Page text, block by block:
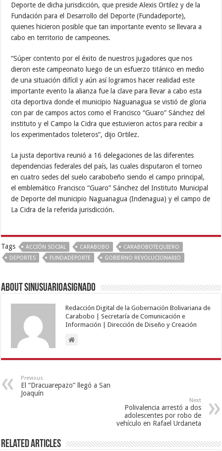
Deporte de dicha jurisdicción, que preside Alexis Ortilez y de la
Fundación para el Desarrollo del Deporte (Fundadeporte),
quienes hicieron posible que tan importante evento se llevara a
cabo en territorio de campeones.
“Súper contento por el éxito de nuestros jugadores que nos
dieron este campeonato luego de un esfuerzo titánico en medio
de una situación difícil y aún así logramos hacer realidad este
importante evento la alianza fue la clave para llevar a cabo esta
cita deportiva donde el municipio Naguanagua se vistió de gloria
con par de campos actos como el Francisco “Guaro” Sánchez del
instituto y el Campo la Cidra que estuvieron actos para recibir a
los experimentados toleteros”, dijo Ortilez.
La justa deportiva reunió a 16 delegaciones de las diferentes
dependencias federales del país, las cuales disputaron el torneo
en cuatro sedes del suelo carabobeño siendo el campo principal,
el emblemático Francisco “Guaro” Sánchez del Instituto Municipal
de Deporte del municipio Naguanagua (Indenagua) y el campo de
La Cidra de la referida jurisdicción.
Tags ACCIÓN SOCIAL CARABOBO
CARABOBOTEQUIERO
DEPORTES
FUNDADEPORTE GOBIERNO REVOLUCIONARIO
About sinusuarioasignado
Redacción Digital de la Gobernación Bolivariana de
Carabobo | Secretaría de Comunicación e
Información | Dirección de Diseño y Creación
Previous
El “Dracuarepazo” llegó a San
Joaquín
Next
Polivalencia arrestó a dos
adolescentes por robo de
vehículo en Rafael Urdaneta
Related Articles